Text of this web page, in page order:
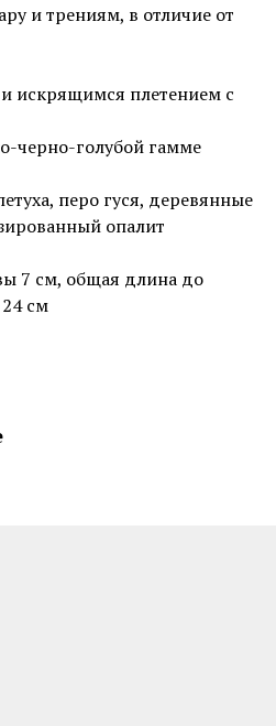
и трениям, в отличие от
искрящимся плетением с
черно-голубой гамме
перо гуся, деревянные
опалит
7 см, общая длина до
см